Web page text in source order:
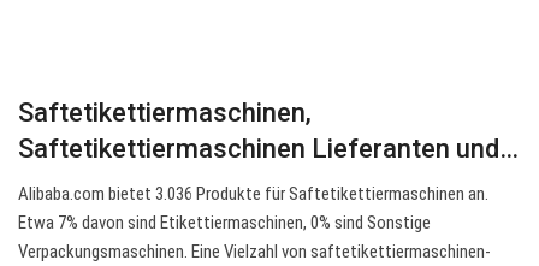
Saftetikettiermaschinen,
Saftetikettiermaschinen Lieferanten und…
Alibaba.com bietet 3.036 Produkte für Saftetikettiermaschinen an.
Etwa 7% davon sind Etikettiermaschinen, 0% sind Sonstige
Verpackungsmaschinen. Eine Vielzahl von saftetikettiermaschinen-